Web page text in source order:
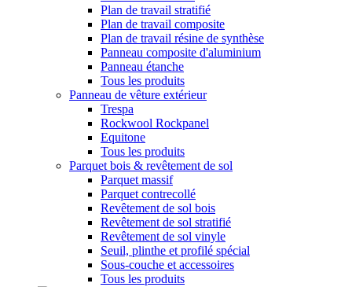
Plan de travail stratifié
Plan de travail composite
Plan de travail résine de synthèse
Panneau composite d'aluminium
Panneau étanche
Tous les produits
Panneau de vêture extérieur
Trespa
Rockwool Rockpanel
Equitone
Tous les produits
Parquet bois & revêtement de sol
Parquet massif
Parquet contrecollé
Revêtement de sol bois
Revêtement de sol stratifié
Revêtement de sol vinyle
Seuil, plinthe et profilé spécial
Sous-couche et accessoires
Tous les produits